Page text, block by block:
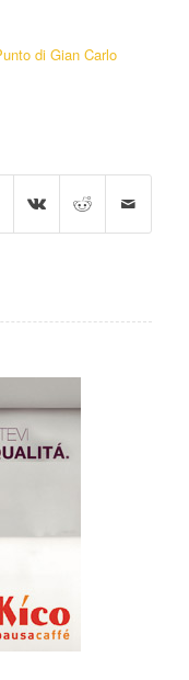
di Gian Carlo